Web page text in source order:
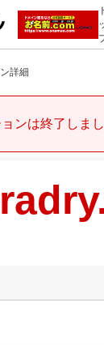
詳細
ンは終了しまし